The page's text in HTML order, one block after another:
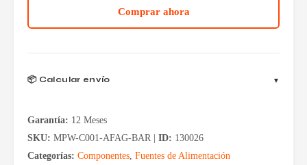
Gold
cantidad
Comprar ahora
📦 Calcular envío
Garantía: 12 Meses
SKU: MPW-C001-AFAG-BAR | ID: 130026
Categorías: Componentes Fuentes de Alimentación